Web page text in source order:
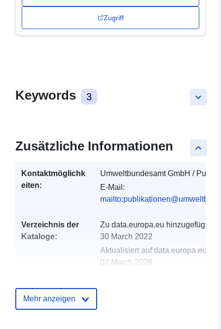
Zugriff
keyboard_arrow_down
Keywords 3
keyboard_arrow_up
Zusätzliche Informationen
Kontaktmöglichk
eiten:
Umweltbundesamt GmbH /
E-Mail:
Verzeichnis der
Kataloge:
Zu data.europa.eu hinzugefügt:
30 March 2022
Aktualisiert auf data.europa.eu:
02 March 2026
uriRef:
Mehr anzeigen